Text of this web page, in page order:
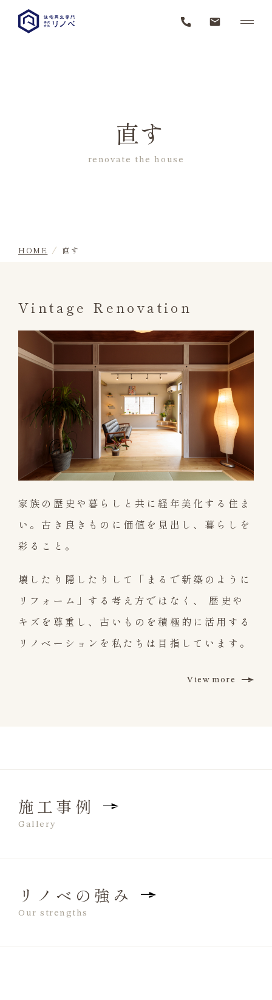
直す
renovate the house
HOME 直す
Vintage Renovation
家族の歴史や暮らしと共に経年美化する住ま
い。古き良きものに価値を見出し、暮らしを
彩ること。
壊したり隠したりして「まるで新築のように
リフォーム」する考え方ではなく、
歴史や
キズを尊重し、古いものを積極的に活用する
リノベーションを私たちは目指しています。
View more
施工事例
Gallery
リノベの強み
Our strengths